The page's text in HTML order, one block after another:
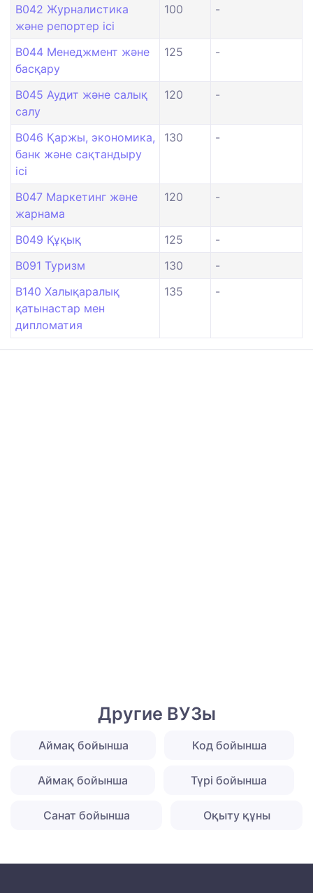
B042 Журналистика
және репортер ісі
100 -
B044 Менеджмент және
басқару
125 -
B045 Аудит және салық
салу
120 -
B046 Қаржы, экономика,
банк және сақтандыру
ісі
130 -
B047 Маркетинг және
жарнама
120 -
B049 Құқық 125
-
B091 Туризм
130
-
B140 Халықаралық
қатынастар мен
дипломатия
135 -
Другие ВУЗы
Аймақ бойынша Код бойынша
Аймақ бойынша Түрі бойынша
Санат бойынша Оқыту құны